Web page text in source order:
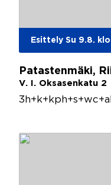
Esittely Su 9.8. klo
Patastenmäki,
V. I. Oksasenkatu 2